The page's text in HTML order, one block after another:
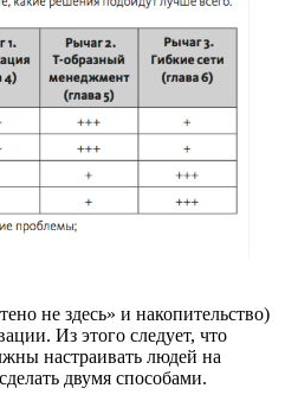
не здесь» и накопительство)
Из этого следует, что
настраивать людей на
двумя способами.